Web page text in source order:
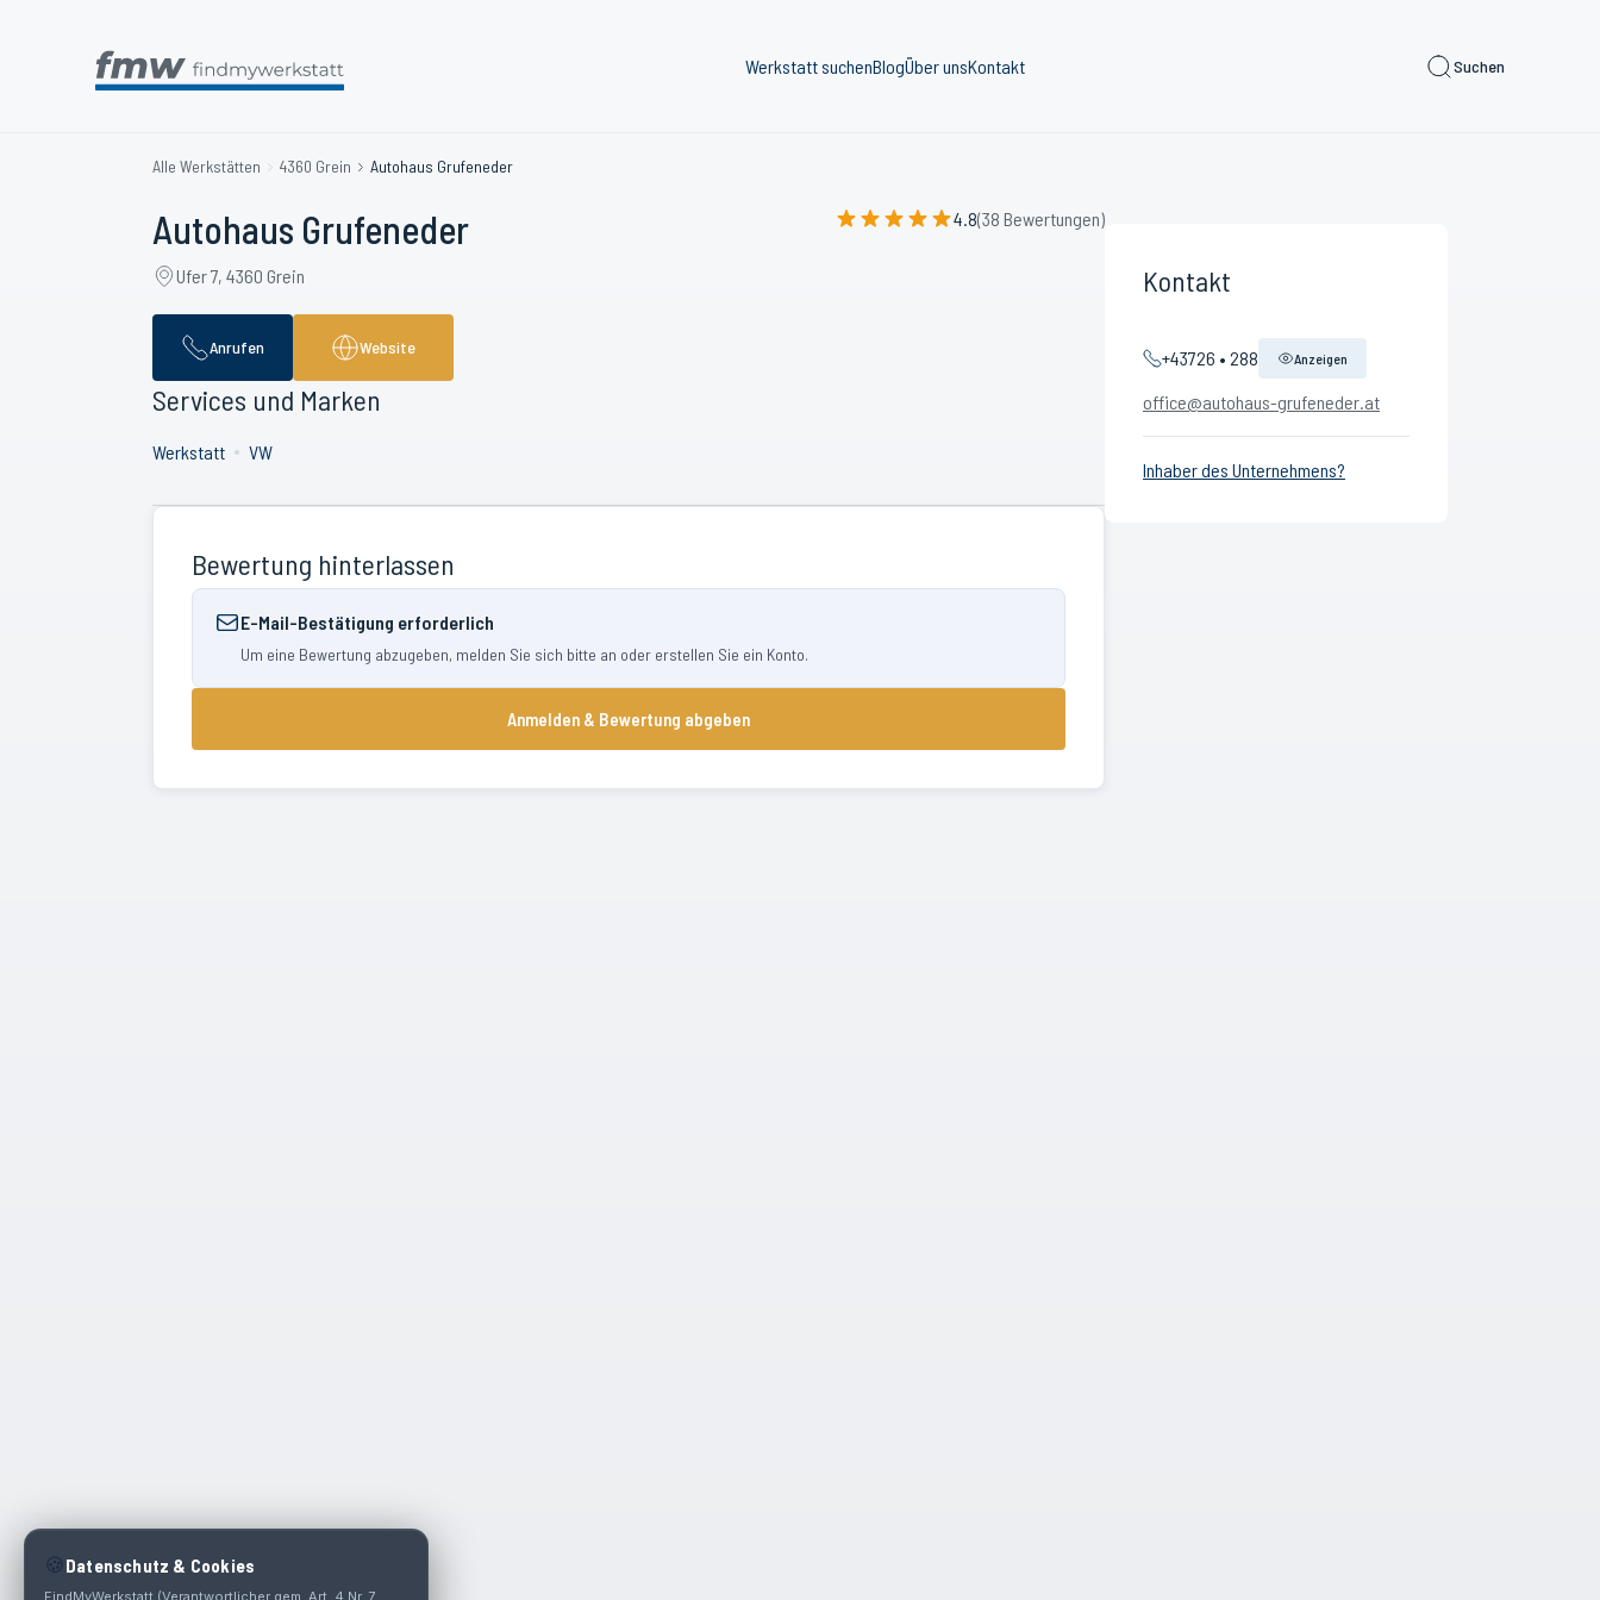
Werkstatt suchenBlogÜber unsKontakt Suchen
Alle Werkstätten 4360 Grein Autohaus Grufeneder
Autohaus Grufeneder 4.8(38 Bewertungen)
Ufer 7, 4360 Grein
Anrufen Website
Services und Marken
Werkstatt VW
Bewertung hinterlassen
E-Mail-Bestätigung erforderlich
Um eine Bewertung abzugeben, melden Sie sich bitte an oder erstellen Sie ein Konto.
Anmelden & Bewertung abgeben
Kontakt
+43726 • 288 Anzeigen
office@autohaus-grufeneder.at
Inhaber des Unternehmens?
🍪 Datenschutz & Cookies
FindMyWerkstatt (Verantwortlicher gem. Art. 4 Nr. 7